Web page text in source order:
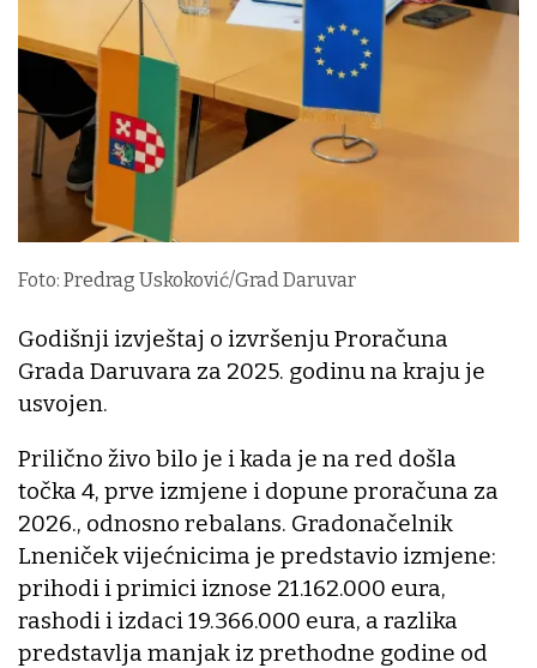
Foto: Predrag Uskoković/Grad Daruvar
Godišnji izvještaj o izvršenju Proračuna
Grada Daruvara za 2025. godinu na kraju je
usvojen.
Prilično živo bilo je i kada je na red došla
točka 4, prve izmjene i dopune proračuna za
2026., odnosno rebalans. Gradonačelnik
Lneniček vijećnicima je predstavio izmjene:
prihodi i primici iznose 21.162.000 eura,
rashodi i izdaci 19.366.000 eura, a razlika
predstavlja manjak iz prethodne godine od